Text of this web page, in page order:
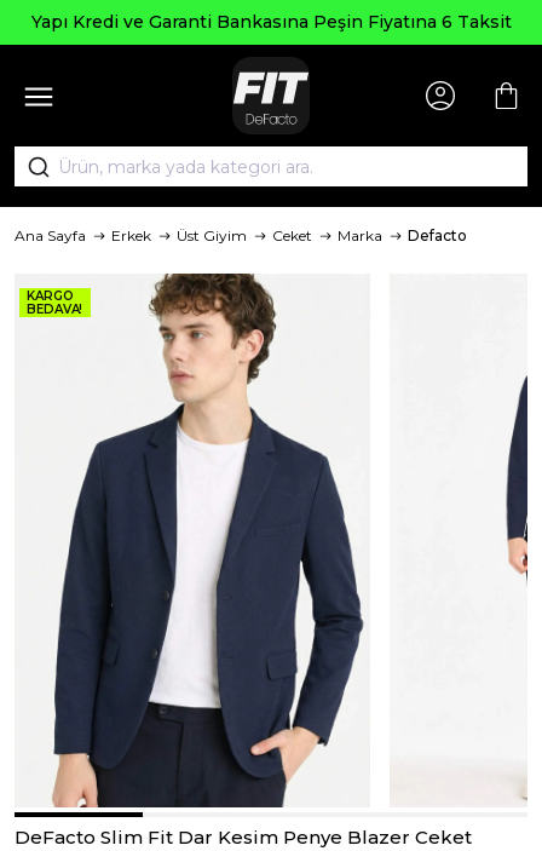
Bankasına Peşin Fiyatına 6 Taksit
Ana Sayfa Erkek Üst Giyim Ceket Marka Defacto
KARGO
BEDAVA!
DeFacto Slim Fit Dar Kesim Penye Blazer Ceket